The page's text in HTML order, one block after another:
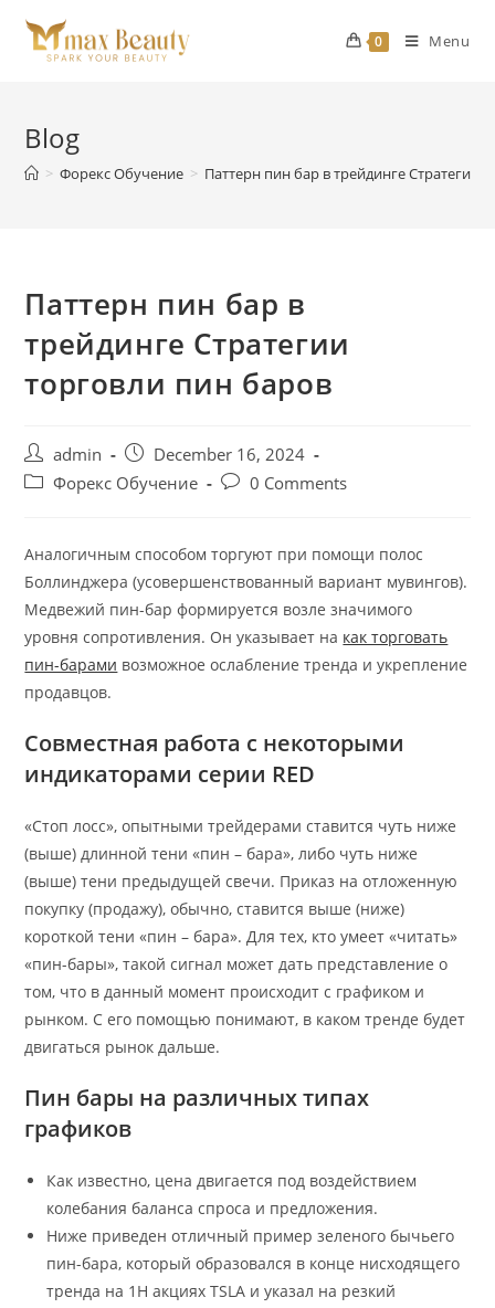
content
0 Menu
Blog
> Форекс Обучение > Паттерн пин бар в трейдинге Стратегии
Паттерн пин бар в
трейдинге Стратегии
торговли пин баров
Post
author:
admin
Post
published:
December 16, 2024
PostФорекс Обучение
Post0 Comments
Аналогичным способом торгуют при помощи полос
Боллинджера (усовершенствованный вариант мувингов).
Медвежий пин-бар формируется возле значимого
уровня сопротивления. Он указывает на как торговать
пин-барами возможное ослабление тренда и укрепление
продавцов.
Совместная работа с некоторыми
индикаторами серии RED
«Стоп лосс», опытными трейдерами ставится чуть ниже
(выше) длинной тени «пин – бара», либо чуть ниже
(выше) тени предыдущей свечи. Приказ на отложенную
покупку (продажу), обычно, ставится выше (ниже)
короткой тени «пин – бара». Для тех, кто умеет «читать»
«пин-бары», такой сигнал может дать представление о
том, что в данный момент происходит с графиком и
рынком. С его помощью понимают, в каком тренде будет
двигаться рынок дальше.
Пин бары на различных типах
графиков
Как известно, цена двигается под воздействием
колебания баланса спроса и предложения.
Ниже приведен отличный пример зеленого бычьего
пин-бара, который образовался в конце нисходящего
тренда на 1H акциях TSLA и указал на резкий